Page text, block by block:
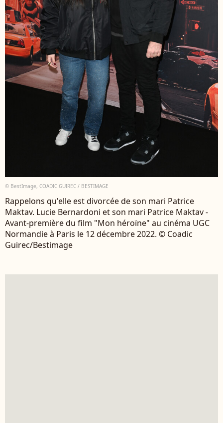
© BestImage, COADIC GUIREC / BESTIMAGE
Rappelons qu'elle est divorcée de son mari Patrice
Maktav. Lucie Bernardoni et son mari Patrice Maktav -
Avant-première du film "Mon héroïne" au cinéma UGC
Normandie à Paris le 12 décembre 2022. © Coadic
Guirec/Bestimage